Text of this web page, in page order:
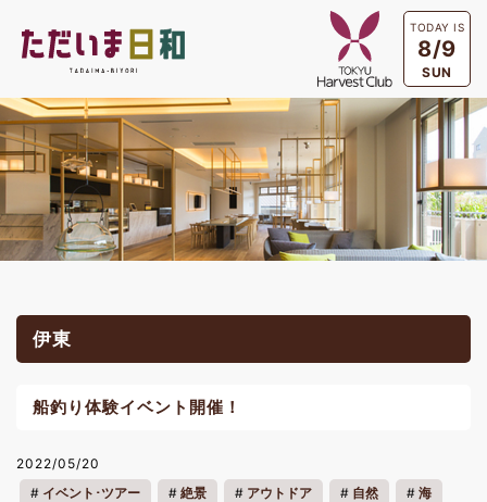
TODAY IS
8/9
SUN
伊東
船釣り体験イベント開催！
2022/05/20
イベント･ツアー
絶景 アウトドア 自然 海